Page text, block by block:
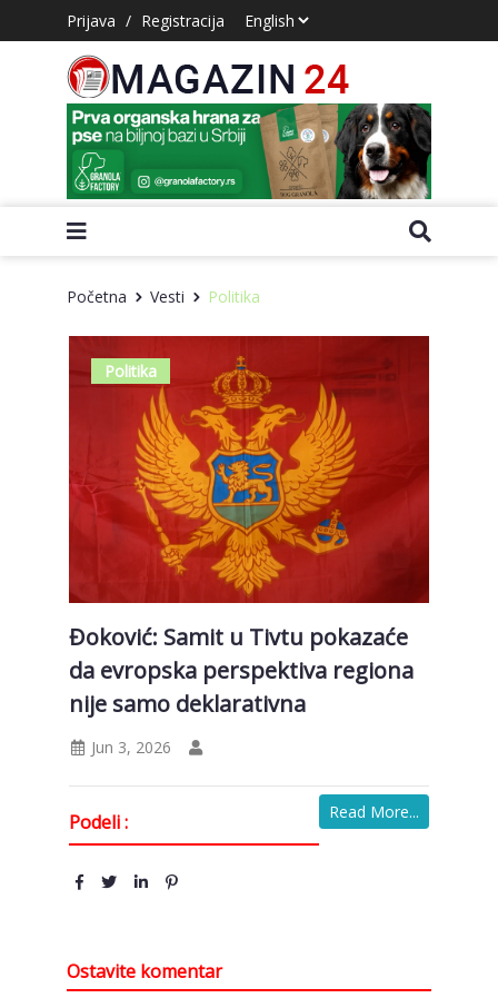
Prijava / Registracija
Početna Vesti Politika
Politika
Đoković: Samit u Tivtu pokazaće
da evropska perspektiva regiona
nije samo deklarativna
Jun 3, 2026
Read More...
Podeli :
Ostavite komentar